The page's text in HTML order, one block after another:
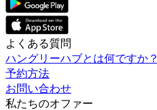
よくある質問
ハングリーハブとは何ですか？
予約方法
お問い合わせ
私たちのオファー